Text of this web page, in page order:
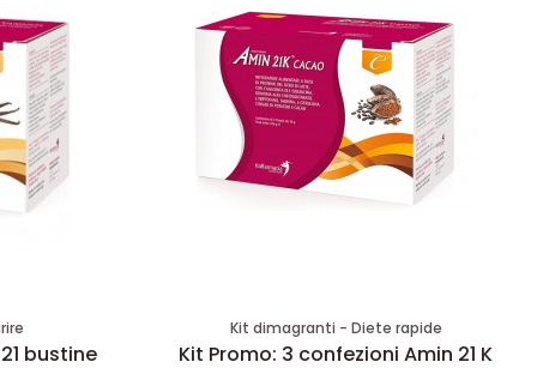
bustine
Kit dimagranti - Diete rapide
Kit Promo: 3 confezioni Amin 21 K